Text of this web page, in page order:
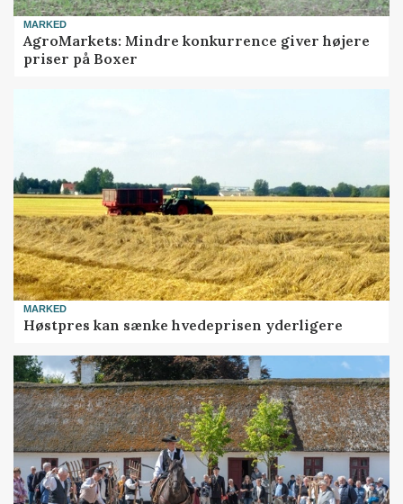
MARKED
AgroMarkets: Mindre konkurrence giver højere
priser på Boxer
MARKED
Høstpres kan sænke hvedeprisen yderligere